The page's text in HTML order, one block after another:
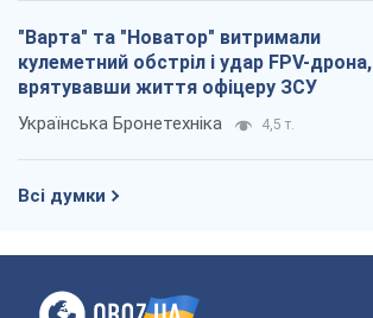
"Варта" та "Новатор" витримали
кулеметний обстріл і удар FPV-дрона,
врятувавши життя офіцеру ЗСУ
Українська Бронетехніка 4,5 т.
Всі думки